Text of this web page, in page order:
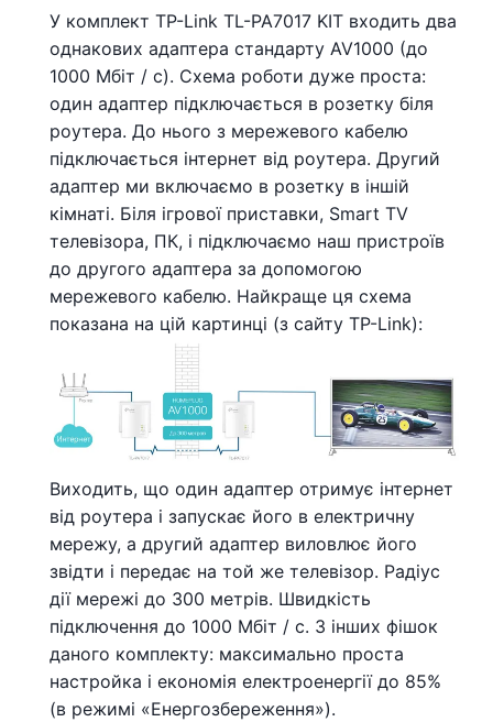
У комплект TP-Link TL-PA7017 KIT входить два
однакових адаптера стандарту AV1000 (до
1000 Мбіт / с). Схема роботи дуже проста:
один адаптер підключається в розетку біля
роутера. До нього з мережевого кабелю
підключається інтернет від роутера. Другий
адаптер ми включаємо в розетку в іншій
кімнаті. Біля ігрової приставки, Smart TV
телевізора, ПК, і підключаємо наш пристроїв
до другого адаптера за допомогою
мережевого кабелю. Найкраще ця схема
показана на цій картинці (з сайту TP-Link):
Виходить, що один адаптер отримує інтернет
від роутера і запускає його в електричну
мережу, а другий адаптер виловлює його
звідти і передає на той же телевізор. Радіус
дії мережі до 300 метрів. Швидкість
підключення до 1000 Мбіт / с. З інших фішок
даного комплекту: максимально проста
настройка і економія електроенергії до 85%
(в режимі «Енергозбереження»).